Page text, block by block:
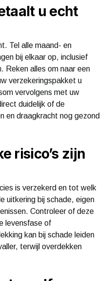
u echt
Tel alle maand- en
bij elkaar op, inclusief
Reken alles om naar een
verzekeringspakket u
vervolgens met uw
duidelijk of de
en draagkracht nog gezond
risico’s zijn
is verzekerd en tot welk
uitkering bij schade, eigen
Controleer of deze
levensfase of
kan bij schade leiden
terwijl overdekken